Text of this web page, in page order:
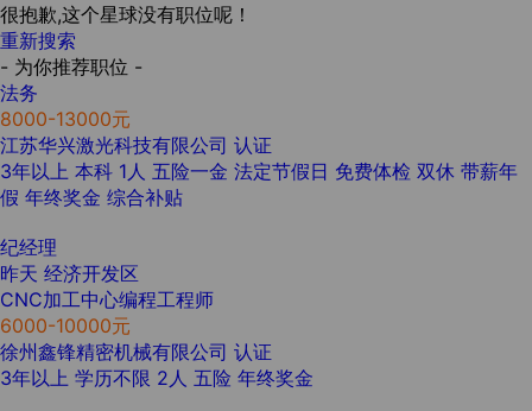
很抱歉,这个星球没有职位呢！
重新搜索
- 为你推荐职位 -
法务
8000-13000元
江苏华兴激光科技有限公司 认证
3年以上 本科 1人 五险一金 法定节假日 免费体检 双休 带薪年
假 年终奖金 综合补贴
纪经理
昨天 经济开发区
CNC加工中心编程工程师
6000-10000元
徐州鑫锋精密机械有限公司 认证
3年以上 学历不限 2人 五险 年终奖金